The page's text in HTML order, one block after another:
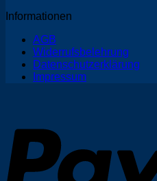
Informationen
AGB
Widerrufsbelehrung
Datenschutzerklärung
Impressum